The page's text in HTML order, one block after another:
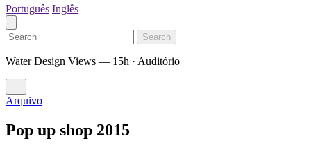
Português Inglês
Search
Water Design Views — 15h · Auditório
Arquivo
Pop up shop 2015